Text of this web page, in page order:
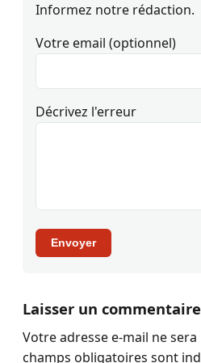
Informez notre rédaction.
Votre email (optionnel)
Décrivez l'erreur
Envoyer
Laisser un commentaire
Votre adresse e-mail ne sera
champs obligatoires sont